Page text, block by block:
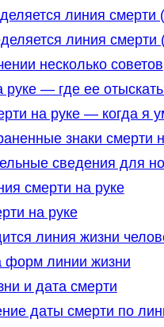
линия смерти
линия смерти
несколько советов
— где ее
на руке — когда я
знаки смерти
сведения для
смерти на руке
на руке
линия жизни
форм линии жизни
и дата смерти
даты смерти по